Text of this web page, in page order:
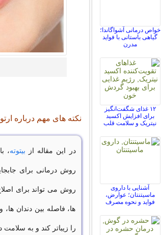
نکته های مهم درباره
در این مقاله از بیتوته،
روش درمانی برای
روش می تواند برای
ها، فاصله بین دندان
را زیباتر کند و به
خواص درمانی آشواگاندا؛
گیاهی باستانی با فواید
مدرن
۱۲ غذای شگفت‌انگیز
برای افزایش اکسید
نیتریک و سلامت قلب
آشنایی با داروی
ماسیتنتان؛ عوارض،
فواید و نحوه مصرف